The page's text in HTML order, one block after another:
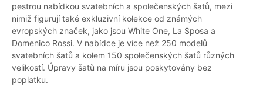
pestrou nabídkou svatebních a společenských šatů, mezi
nimiž figurují také exkluzivní kolekce od známých
evropských značek, jako jsou White One, La Sposa a
Domenico Rossi. V nabídce je více než 250 modelů
svatebních šatů a kolem 150 společenských šatů různých
velikostí. Úpravy šatů na míru jsou poskytovány bez
poplatku.